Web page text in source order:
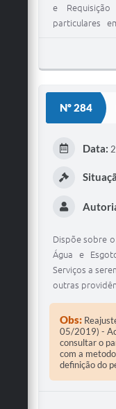
e
particulares
providências.
Nº 284
Data:
Dispõe sobre
Água e
Serviços a
outras
Obs:
05/2019) -
consultar o
com a
definição do